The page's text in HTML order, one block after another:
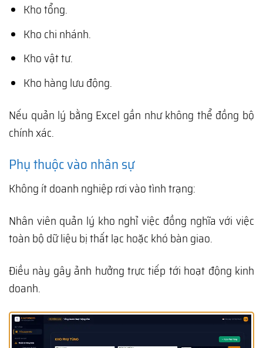
Kho tổng.
Kho chi nhánh.
Kho vật tư.
Kho hàng lưu động.
Nếu quản lý bằng Excel gần như không thể đồng bộ
chính xác.
Phụ thuộc vào nhân sự
Không ít doanh nghiệp rơi vào tình trạng:
Nhân viên quản lý kho nghỉ việc đồng nghĩa với việc
toàn bộ dữ liệu bị thất lạc hoặc khó bàn giao.
Điều này gây ảnh hưởng trực tiếp tới hoạt động kinh
doanh.